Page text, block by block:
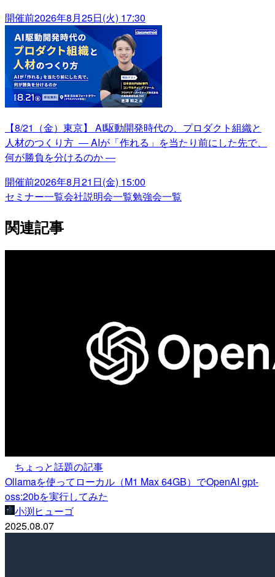
開催前2026年8月25日(火) 17:30
【8/21（金）東京】 AI駆動開発時代の、プロダクト組織と
人材のつくり方 ― AIが「作れる」を当たり前にした先で、
何が勝負を分けるのか ―
開催前2026年8月21日(金) 15:00
セミナー一覧会社説明会一覧勉強会一覧
関連記事
ちょっと話題の記事
Ollamaを使ってローカル（M1 Max 64GB）でOpenAI gpt-
oss:20bを実行してみた
小渕ヒューゴ
2025.08.07